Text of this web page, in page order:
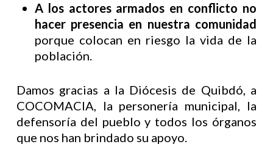
A los actores armados en conflicto no
hacer presencia en nuestra comunidad
porque colocan en riesgo la vida de la
población.
Damos gracias a la Diócesis de Quibdó, a
COCOMACIA, la personería municipal, la
defensoría del pueblo y todos los órganos
que nos han brindado su apoyo.